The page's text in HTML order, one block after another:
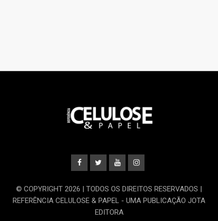
© COPYRIGHT 2026 | TODOS OS DIREITOS RESERVADOS |
REFERÊNCIA CELULOSE & PAPEL - UMA PUBLICAÇÃO JOTA
EDITORA